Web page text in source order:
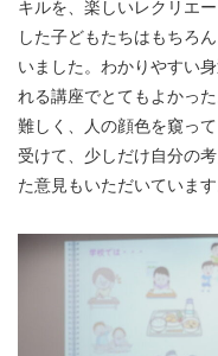
した子どもたちはもちろ
いました。わかりやすい
れる講座でとてもよかっ
難しく、人の顔色を窺っ
受けて、少しだけ自分の
た意見もいただいています